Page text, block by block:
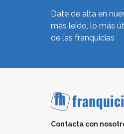
Date de alta en
más leído, lo más
de las franquicias
Contacta con